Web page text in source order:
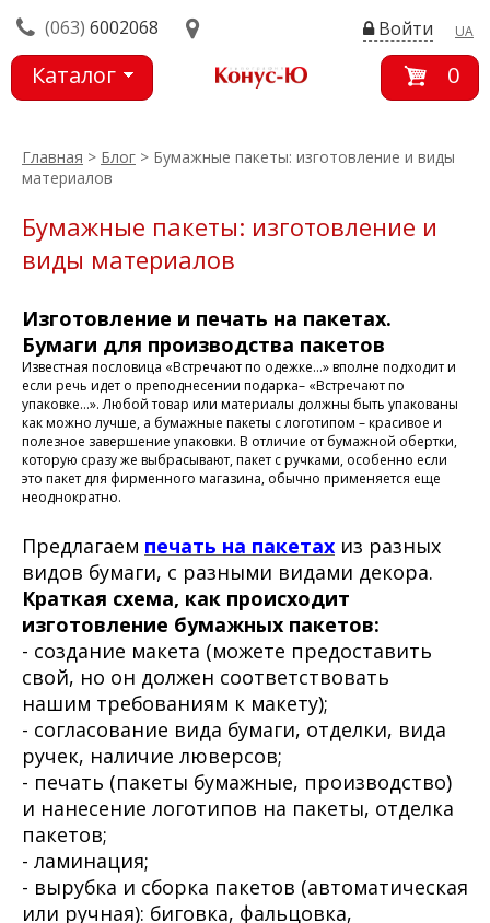
(063) 6002068 UA
Войти
Каталог
0
Главная > Блог > Бумажные пакеты: изготовление и виды
материалов
Бумажные пакеты: изготовление и
виды материалов
Изготовление и печать на пакетах.
Бумаги для производства пакетов
Известная пословица «Встречают по одежке…» вполне подходит и
если речь идет о преподнесении подарка– «Встречают по
упаковке…». Любой товар или материалы должны быть упакованы
как можно лучше, а бумажные пакеты с логотипом – красивое и
полезное завершение упаковки. В отличие от бумажной обертки,
которую сразу же выбрасывают, пакет с ручками, особенно если
это пакет для фирменного магазина, обычно применяется еще
неоднократно.
Предлагаем печать на пакетах из разных
видов бумаги, с разными видами декора.
Краткая схема, как происходит
изготовление бумажных пакетов:
- создание макета (можете предоставить
свой, но он должен соответствовать
нашим требованиям к макету);
- согласование вида бумаги, отделки, вида
ручек, наличие люверсов;
- печать (пакеты бумажные, производство)
и нанесение логотипов на пакеты, отделка
пакетов;
- ламинация;
- вырубка и сборка пакетов (автоматическая
или ручная): биговка, фальцовка,